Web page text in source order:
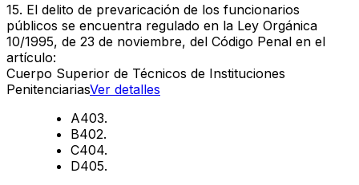
15. El delito de prevaricación de los funcionarios
públicos se encuentra regulado en la Ley Orgánica
10/1995, de 23 de noviembre, del Código Penal en el
artículo:
Cuerpo Superior de Técnicos de Instituciones
PenitenciariasVer detalles
A403.
B402.
C404.
D405.